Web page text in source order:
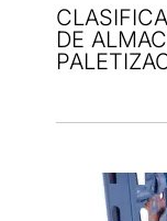
DE